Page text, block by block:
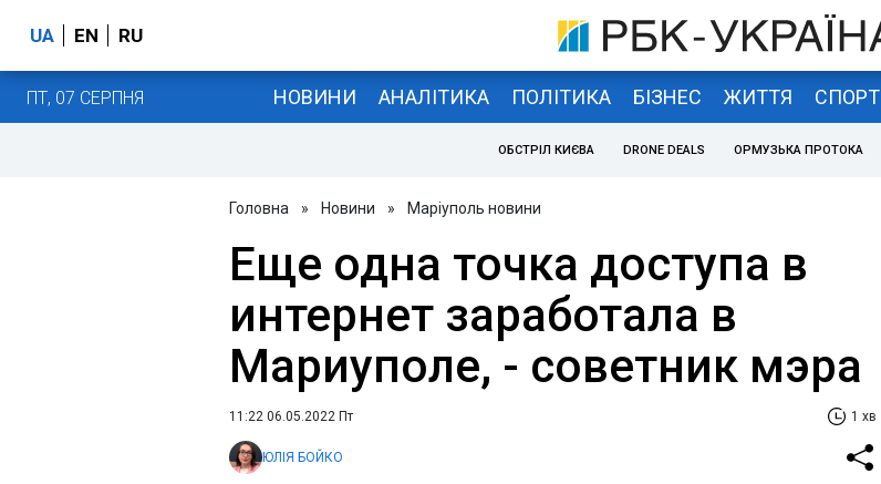
UA EN RU
ПТ, 07 СЕРПНЯ НОВИНИ АНАЛІТИКА ПОЛІТИКА БІЗНЕС ЖИТТЯ СПОРТ
ОБСТРІЛ КИЄВА DRONE DEALS ОРМУЗЬКА ПРОТОКА
Головна » Новини » Маріуполь новини
Еще одна точка доступа в
интернет заработала в
Мариуполе, - советник мэра
11:22 06.05.2022 Пт 1 хв
ЮЛІЯ БОЙКО